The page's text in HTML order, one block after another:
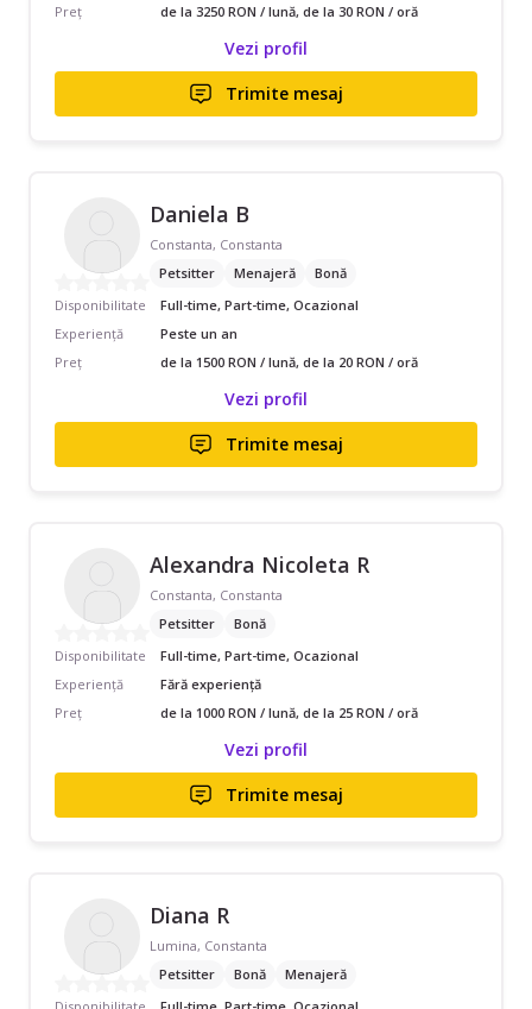
Preț
de la 3250 RON / lună, de la 30 RON / oră
Vezi profil
Trimite mesaj
Daniela B
Constanta, Constanta
Petsitter
Menajeră
Bonă
Disponibilitate
Full-time, Part-time, Ocazional
Experiență
Peste un an
Preț
de la 1500 RON / lună, de la 20 RON / oră
Vezi profil
Trimite mesaj
Alexandra Nicoleta R
Constanta, Constanta
Petsitter
Bonă
Disponibilitate
Full-time, Part-time, Ocazional
Experiență
Fără experiență
Preț
de la 1000 RON / lună, de la 25 RON / oră
Vezi profil
Trimite mesaj
Diana R
Lumina, Constanta
Petsitter
Bonă
Menajeră